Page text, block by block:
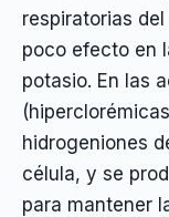
respiratorias
poco efecto en
potasio. En las
hidrogeniones
célula, y se
para mantener